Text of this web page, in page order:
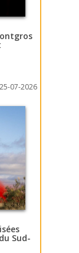
25-07-2026
Sud-